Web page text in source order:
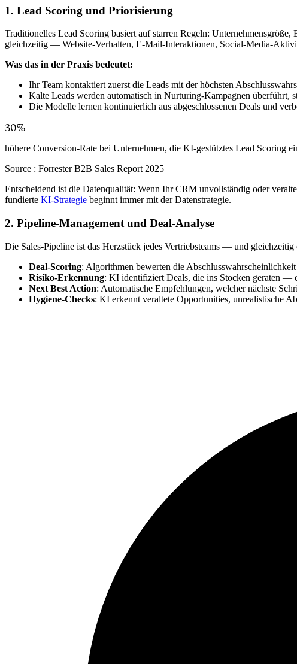
1. Lead Scoring und Priorisierung
Traditionelles Lead Scoring basiert auf starren Regeln:
gleichzeitig — Website-Verhalten, E-Mail-Interaktionen, Social-Media-
Was das in der Praxis bedeutet:
Ihr Team kontaktiert zuerst die Leads mit der höchsten
Kalte Leads werden automatisch in Nurturing-Kampagnen überführt,
Die Modelle lernen kontinuierlich aus abgeschlossenen Deals und
30%
höhere Conversion-Rate bei Unternehmen, die KI-gestütztes Lead Scoring
Source : Forrester B2B Sales Report 2025
Entscheidend ist die Datenqualität: Wenn Ihr CRM unvollständig oder
fundierte KI-Strategie beginnt immer mit der Datenstrategie.
2. Pipeline-Management und Deal-Analyse
Die Sales-Pipeline ist das Herzstück jedes Vertriebsteams — und
Deal-Scoring: Algorithmen bewerten die
Risiko-Erkennung: KI identifiziert Deals, die ins Stocken geraten —
Next Best Action: Automatische Empfehlungen, welcher nächste
Hygiene-Checks: KI erkennt veraltete Opportunities, unrealistische